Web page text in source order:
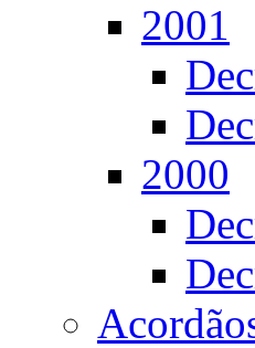
2001
2000